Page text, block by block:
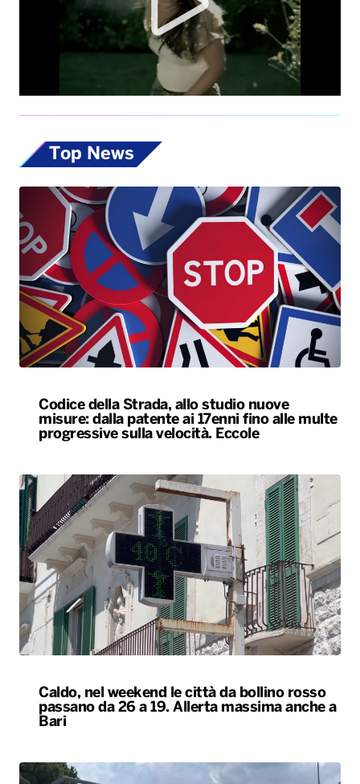
Top News
Codice della Strada, allo studio nuove
misure: dalla patente ai 17enni fino alle multe
progressive sulla velocità. Eccole
Caldo, nel weekend le città da bollino rosso
passano da 26 a 19. Allerta massima anche a
Bari